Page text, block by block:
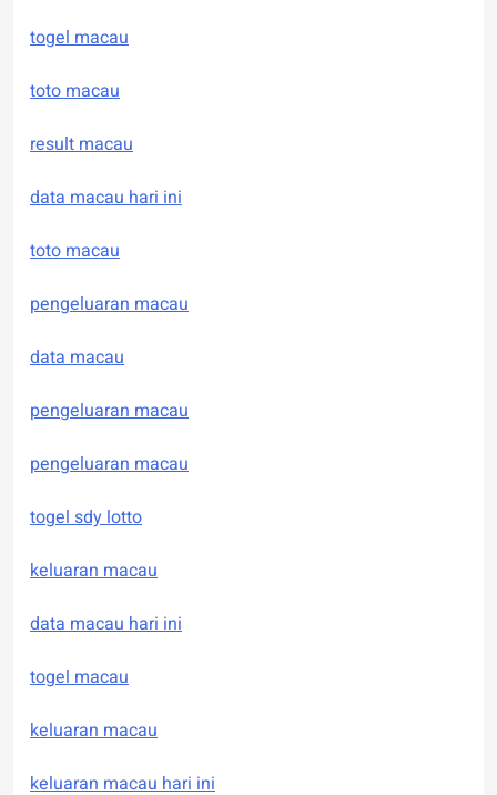
togel macau
toto macau
result macau
data macau hari ini
toto macau
pengeluaran macau
data macau
pengeluaran macau
pengeluaran macau
togel sdy lotto
keluaran macau
data macau hari ini
togel macau
keluaran macau
keluaran macau hari ini